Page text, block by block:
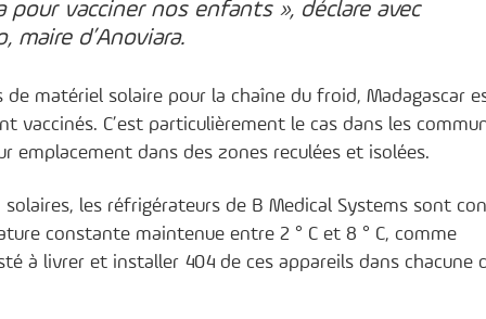
pour vacciner nos enfants », déclare avec
d’Anoviara.
matériel solaire pour la chaîne du froid, Madagascar
C’est particulièrement le cas dans les
emplacement dans des zones reculées et isolées.
les réfrigérateurs de B Medical Systems sont
constante maintenue entre 2 ° C et 8 ° C, comme
à livrer et installer 404 de ces appareils dans chacune